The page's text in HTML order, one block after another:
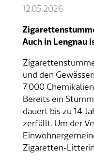
12.05.2026
Auch in Lengnau
und den
7’000
Bereits ein
dauert bis zu 14
zerfällt. Um der
Zigaretten-